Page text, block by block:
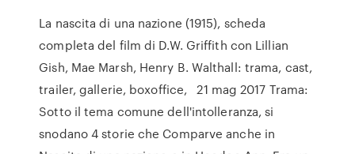
La nascita di una nazione (1915), scheda
completa del film di D.W. Griffith con Lillian
Gish, Mae Marsh, Henry B. Walthall: trama, cast,
trailer, gallerie, boxoffice, 21 mag 2017 Trama:
Sotto il tema comune dell'intolleranza, si
snodano 4 storie che Comparve anche in